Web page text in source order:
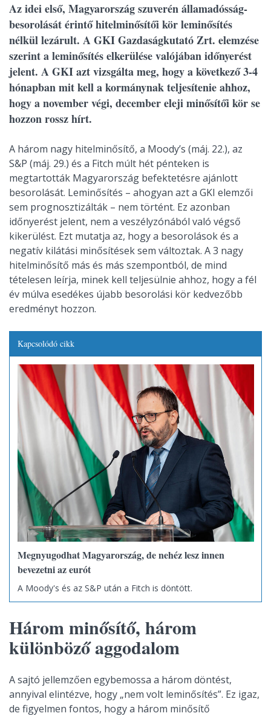
Az idei első, Magyarország szuverén államadósság-
besorolását érintő hitelminősítői kör leminősítés
nélkül lezárult. A GKI Gazdaságkutató Zrt. elemzése
szerint a leminősítés elkerülése valójában időnyerést
jelent. A GKI azt vizsgálta meg, hogy a következő 3-4
hónapban mit kell a kormánynak teljesítenie ahhoz,
hogy a november végi, december eleji minősítői kör se
hozzon rossz hírt.
A három nagy hitelminősítő, a Moody’s (máj. 22.), az
S&P (máj. 29.) és a Fitch múlt hét pénteken is
megtartották Magyarország befektetésre ajánlott
besorolását. Leminősítés – ahogyan azt a GKI elemzői
sem prognosztizálták – nem történt. Ez azonban
időnyerést jelent, nem a veszélyzónából való végső
kikerülést. Ezt mutatja az, hogy a besorolások és a
negatív kilátási minősítések sem változtak. A 3 nagy
hitelminősítő más és más szempontból, de mind
tételesen leírja, minek kell teljesülnie ahhoz, hogy a fél
év múlva esedékes újabb besorolási kör kedvezőbb
eredményt hozzon.
Kapcsolódó cikk
Megnyugodhat Magyarország, de nehéz lesz innen
bevezetni az eurót
A Moody's és az S&P után a Fitch is döntött.
Három minősítő, három
különböző aggodalom
A sajtó jellemzően egybemossa a három döntést,
annyival elintézve, hogy „nem volt leminősítés”. Ez igaz,
de figyelmen fontos, hogy a három minősítő